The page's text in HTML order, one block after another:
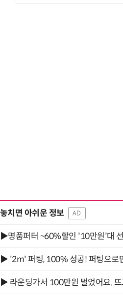
놓치면 아쉬운 정보 AD
▶명품퍼터 ~60%할인 '10만원'대
▶ '2m' 퍼팅, 100% 성공! 퍼팅으로
▶ 라운딩가서 100만원 벌었어요.